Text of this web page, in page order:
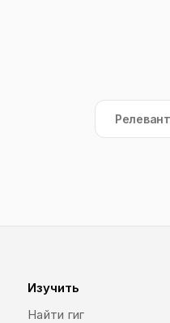
Изучить
Найти гиг